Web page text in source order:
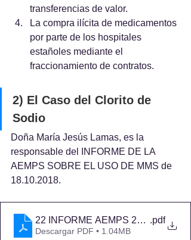
transferencias de valor.
La compra ilícita de medicamentos
por parte de los hospitales
estañoles mediante el
fraccionamiento de contratos.
2) El Caso del Clorito de
Sodio
Doña María Jesús Lamas, es la
responsable del INFORME DE LA
AEMPS SOBRE EL USO DE MMS de
18.10.2018.
22 INFORME AEMPS 2018.pdf
Descargar PDF • 1.04MB